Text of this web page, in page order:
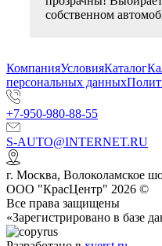
собственном
КомпанияУсловияКаталог
персональных данных
+7-950-980-88-55
S-AUTO@INTERNET.RU
г. Москва, Волоколамское
ООО "КрасЦентр" 2026 ©
Все права защищены
«Зарегистрировано в базе